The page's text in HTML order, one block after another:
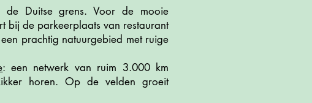
de Duitse grens. Voor de mooie
bij de parkeerplaats van restaurant
prachtig natuurgebied met ruige
: een netwerk van ruim 3.000 km
horen. Op de velden groeit